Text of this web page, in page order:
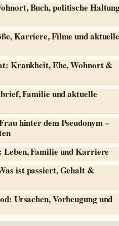
Buch, politische
Karriere, Filme und
Krankheit, Ehe, Wohnort &
Familie und aktuelle
hinter dem Pseudonym –
Familie und Karriere
ist passiert, Gehalt &
Ursachen, Vorbeugung und